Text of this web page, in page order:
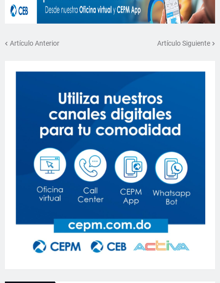
Artículo Anterior Artículo Siguiente